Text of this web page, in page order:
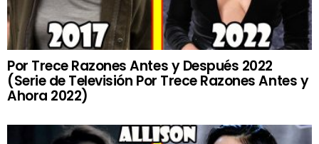
Por Trece Razones Antes y Después 2022
(Serie de Televisión Por Trece Razones Antes y
Ahora 2022)